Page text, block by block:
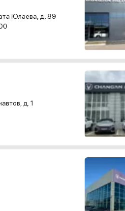
Юлаева, д. 89
д. 1